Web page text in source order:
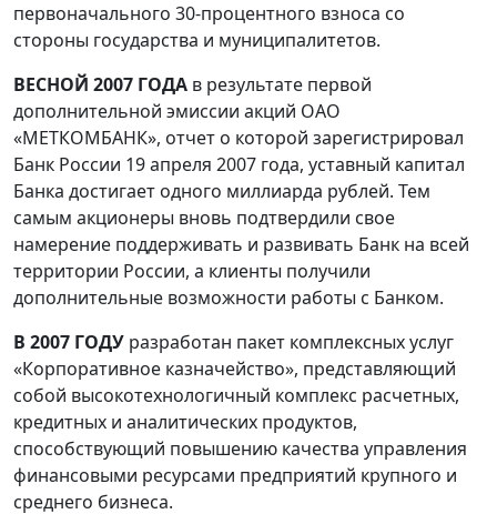
первоначального 30-процентного взноса со
стороны государства и муниципалитетов.
ВЕСНОЙ 2007 ГОДА в результате первой
дополнительной эмиссии акций ОАО
«МЕТКОМБАНК», отчет о которой зарегистрировал
Банк России 19 апреля 2007 года, уставный капитал
Банка достигает одного миллиарда рублей. Тем
самым акционеры вновь подтвердили свое
намерение поддерживать и развивать Банк на всей
территории России, а клиенты получили
дополнительные возможности работы с Банком.
В 2007 ГОДУ разработан пакет комплексных услуг
«Корпоративное казначейство», представляющий
собой высокотехнологичный комплекс расчетных,
кредитных и аналитических продуктов,
способствующий повышению качества управления
финансовыми ресурсами предприятий крупного и
среднего бизнеса.